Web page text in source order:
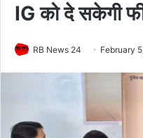
IG को दे सकेगी
RB News 24 February